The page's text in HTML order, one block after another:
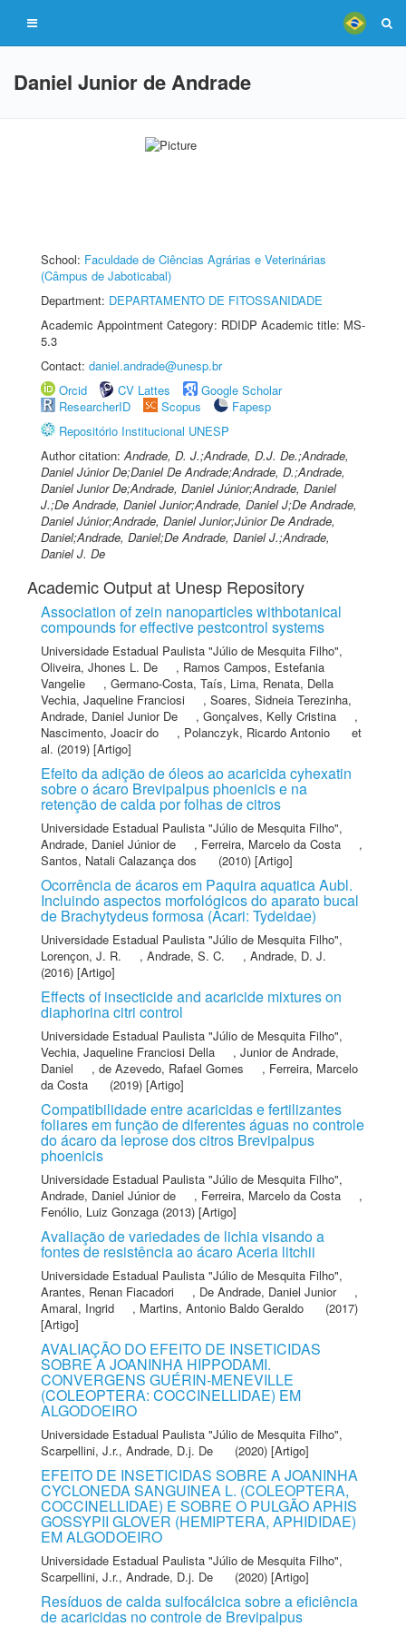
Daniel Junior de Andrade
School: Faculdade de Ciências Agrárias e Veterinárias
(Câmpus de Jaboticabal)
Department: DEPARTAMENTO DE FITOSSANIDADE
Academic Appointment Category: RDIDP Academic title: MS-
5.3
Contact: daniel.andrade@unesp.br
Orcid
CV Lattes
Google Scholar
ResearcherID
Scopus
Fapesp
Repositório Institucional UNESP
Author citation:Andrade, D. J.;Andrade, D.J. De.;Andrade,
Daniel Júnior De;Daniel De Andrade;Andrade, D.;Andrade,
Daniel Junior De;Andrade, Daniel Júnior;Andrade, Daniel
J.;De Andrade, Daniel Junior;Andrade, Daniel J;De Andrade,
Daniel Júnior;Andrade, Daniel Junior;Júnior De Andrade,
Daniel;Andrade, Daniel;De Andrade, Daniel J.;Andrade,
Daniel J. De
Academic Output at Unesp Repository
Association of zein nanoparticles withbotanical
compounds for effective pestcontrol systems
Universidade Estadual Paulista "Júlio de Mesquita Filho",
Oliveira, Jhones L. De
, Ramos Campos, Estefania
Vangelie
, Germano-Costa, Taís, Lima, Renata, Della
Vechia, Jaqueline Franciosi
, Soares, Sidneia Terezinha,
Andrade, Daniel Junior De
, Gonçalves, Kelly Cristina
,
Nascimento, Joacir do
, Polanczyk, Ricardo Antonio
et
al. (2019) [Artigo]
Efeito da adição de óleos ao acaricida cyhexatin
sobre o ácaro Brevipalpus phoenicis e na
retenção de calda por folhas de citros
Universidade Estadual Paulista "Júlio de Mesquita Filho",
Andrade, Daniel Júnior de
, Ferreira, Marcelo da Costa
,
Santos, Natali Calazança dos
(2010) [Artigo]
Ocorrência de ácaros em Paquira aquatica Aubl.
Incluindo aspectos morfológicos do aparato bucal
de Brachytydeus formosa (Acari: Tydeidae)
Universidade Estadual Paulista "Júlio de Mesquita Filho",
Lorençon, J. R.
, Andrade, S. C. , Andrade, D. J.
(2016) [Artigo]
Effects of insecticide and acaricide mixtures on
diaphorina citri control
Universidade Estadual Paulista "Júlio de Mesquita Filho",
Vechia, Jaqueline Franciosi Della
, Junior de Andrade,
Daniel
, de Azevedo, Rafael Gomes , Ferreira, Marcelo
da Costa
(2019) [Artigo]
Compatibilidade entre acaricidas e fertilizantes
foliares em função de diferentes águas no controle
do ácaro da leprose dos citros Brevipalpus
phoenicis
Universidade Estadual Paulista "Júlio de Mesquita Filho",
Andrade, Daniel Júnior de
, Ferreira, Marcelo da Costa
,
Fenólio, Luiz Gonzaga (2013) [Artigo]
Avaliação de variedades de lichia visando a
fontes de resistência ao ácaro Aceria litchii
Universidade Estadual Paulista "Júlio de Mesquita Filho",
Arantes, Renan Fiacadori
, De Andrade, Daniel Junior
,
Amaral, Ingrid
, Martins, Antonio Baldo Geraldo
(2017)
[Artigo]
AVALIAÇÃO DO EFEITO DE INSETICIDAS
SOBRE A JOANINHA HIPPODAMI.
CONVERGENS GUÉRIN-MENEVILLE
(COLEOPTERA: COCCINELLIDAE) EM
ALGODOEIRO
Universidade Estadual Paulista "Júlio de Mesquita Filho",
Scarpellini, J.r., Andrade, D.j. De (2020) [Artigo]
EFEITO DE INSETICIDAS SOBRE A JOANINHA
CYCLONEDA SANGUINEA L. (COLEOPTERA,
COCCINELLIDAE) E SOBRE O PULGÃO APHIS
GOSSYPII GLOVER (HEMIPTERA, APHIDIDAE)
EM ALGODOEIRO
Universidade Estadual Paulista "Júlio de Mesquita Filho",
Scarpellini, J.r., Andrade, D.j. De (2020) [Artigo]
Resíduos de calda sulfocálcica sobre a eficiência
de acaricidas no controle de Brevipalpus